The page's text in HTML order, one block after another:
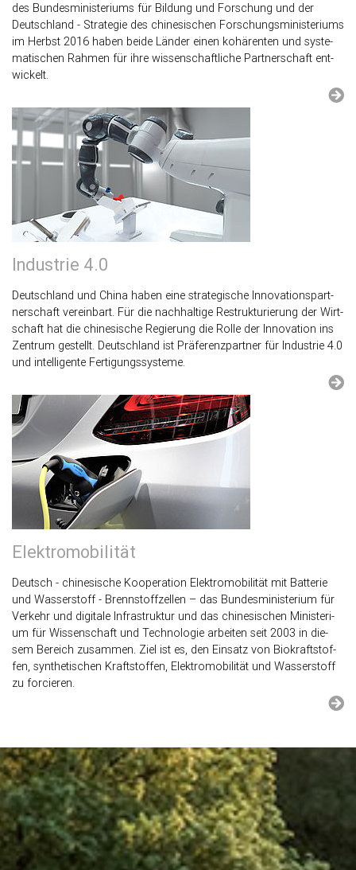
des Bun­des­mi­nis­te­ri­ums für Bil­dung und For­schung und der
Deutsch­land - Stra­te­gie des chi­ne­si­schen For­schungs­mi­nis­te­ri­ums
im Herbst 2016 haben beide Län­der einen ko­hä­ren­ten und sys­te­
ma­ti­schen Rah­men für ihre wis­sen­schaft­li­che Part­ner­schaft ent­
wi­ckelt.
In­dus­trie 4.0
Deutsch­land und China haben eine stra­te­gi­sche In­no­va­ti­ons­part­
ner­schaft ver­ein­bart. Für die nach­hal­ti­ge Re­struk­tu­rie­rung der Wirt­
schaft hat die chi­ne­si­sche Re­gie­rung die Rolle der In­no­va­ti­on ins
Zen­trum ge­stellt. Deutsch­land ist Prä­fe­renz­part­ner für In­dus­trie 4.0
und in­tel­li­gen­te Fer­ti­gungs­sys­te­me.
Elek­tro­mo­bi­li­tät
Deutsch - chi­ne­si­sche Ko­ope­ra­ti­on Elek­tro­mo­bi­li­tät mit Bat­te­rie
und Was­ser­stoff - Brenn­stoff­zel­len – das Bun­des­mi­nis­te­ri­um für
Ver­kehr und di­gi­ta­le In­fra­struk­tur und das chi­ne­si­schen Mi­nis­te­ri­
um für Wis­sen­schaft und Tech­no­lo­gie ar­bei­ten seit 2003 in die­
sem Be­reich zu­sam­men. Ziel ist es, den Ein­satz von Bio­kraft­stof­
fen, syn­the­ti­schen Kraft­stof­fen, Elek­tro­mo­bi­li­tät und Was­ser­stoff
zu for­cie­ren.